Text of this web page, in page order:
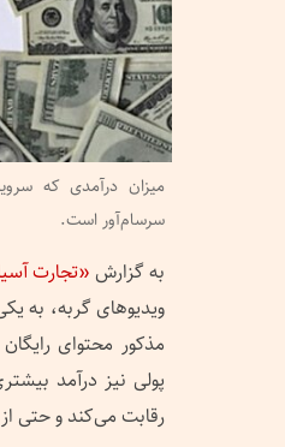
میزان درآمدی که
سرسا‌م‌آور است.
به گزارش«تجارت
ویدیوهای گربه، به
مذکور محتوای
پولی نیز درآمد
رقابت می‌کند و حتی